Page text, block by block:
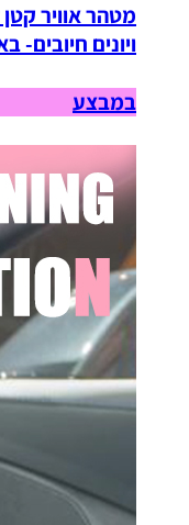
מטהר אוויר
ויונים
במבצע